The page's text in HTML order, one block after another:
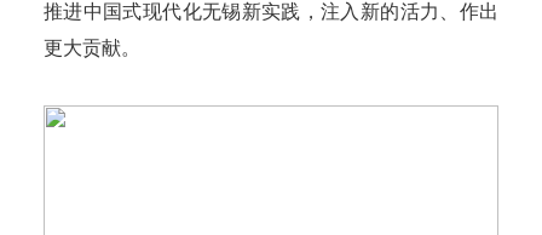
推进中国式现代化无锡新实践，注入新的活力、作出
更大贡献。